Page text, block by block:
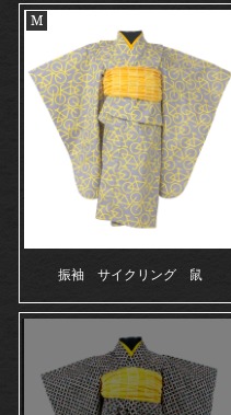
M
振袖 サイクリング 鼠